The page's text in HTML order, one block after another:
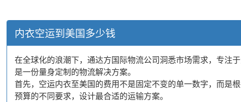
内衣空运到美国多少钱
在全球化的浪潮下，通达方国际物流公司洞悉市场需求，专注
是一份量身定制的物流解决方案。
首先，空运内衣至美国的费用不是固定不变的单一数字，而是
预算的不同要求，设计最合适的运输方案。